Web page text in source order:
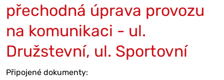
přechodná úprava provozu
na komunikaci - ul.
Družstevní, ul. Sportovní
Připojené dokumenty: